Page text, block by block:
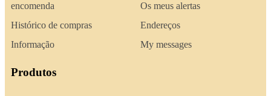
encomenda
Histórico de compras
Informação
Os meus alertas
Endereços
My messages
Produtos